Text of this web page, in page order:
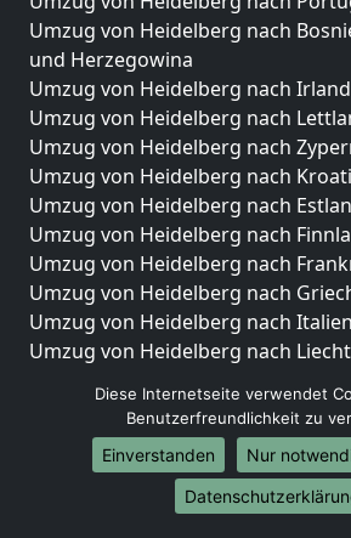
Umzug von Heidelberg nach
und Herzegowina
Umzug von Heidelberg nach Irland
Umzug von Heidelberg nach
Umzug von Heidelberg nach
Umzug von Heidelberg nach
Umzug von Heidelberg nach
Umzug von Heidelberg nach
Umzug von Heidelberg nach
Umzug von Heidelberg nach
Umzug von Heidelberg nach Italien
Umzug von Heidelberg nach
Umzug von Heidelberg nach
Umzug von Heidelberg nach
Umzüge-Deutschlandweit
Diese Internetseite verwendet
Benutzerfreundlichkeit zu
Einverstanden
Nur